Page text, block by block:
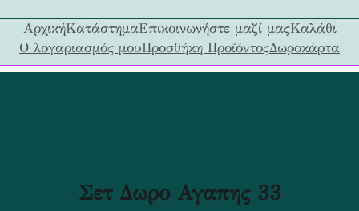
ή
τ
η
ΑρχικήΚατάστημαΕπικοινωνήστε μαζί μαςΚαλάθι
Ο λογαριασμός μουΠροσθήκη ΠροϊόντοςΔωροκάρτα
Σετ Δωρο Αγαπης 33